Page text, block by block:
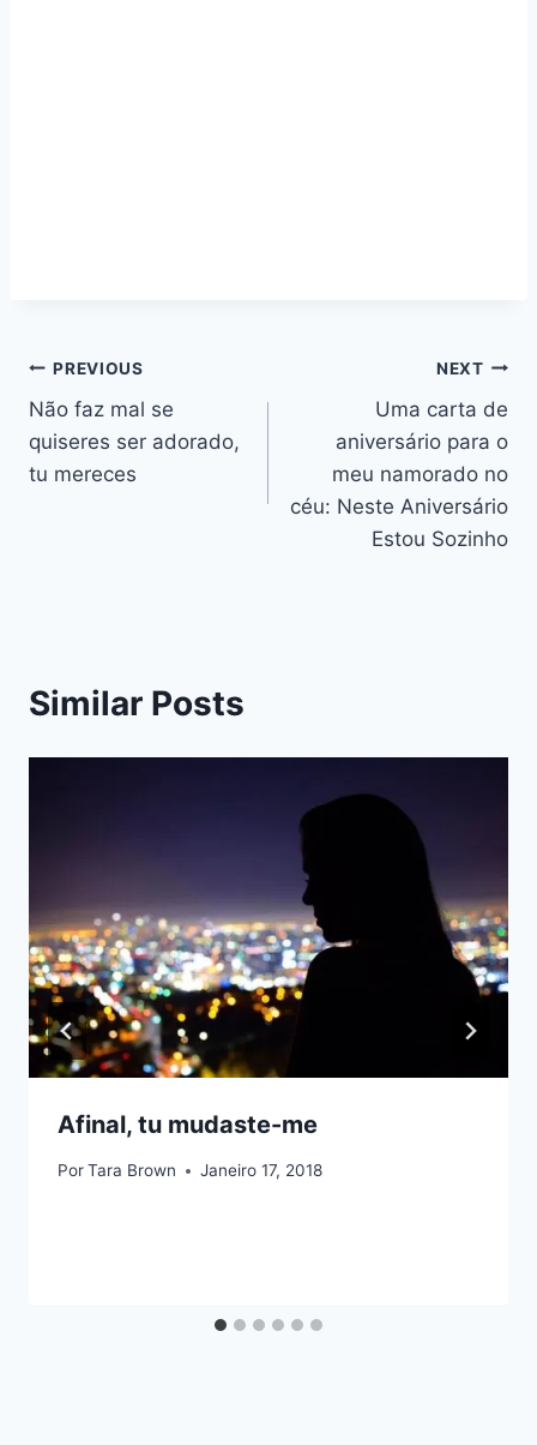
Navegação
de
artigos
PREVIOUS
Não faz mal se
quiseres ser adorado,
tu mereces
NEXT
Uma carta de
aniversário para o
meu namorado no
céu: Neste Aniversário
Estou Sozinho
Similar Posts
Afinal, tu mudaste-me
PorTara Brown Janeiro 17, 2018